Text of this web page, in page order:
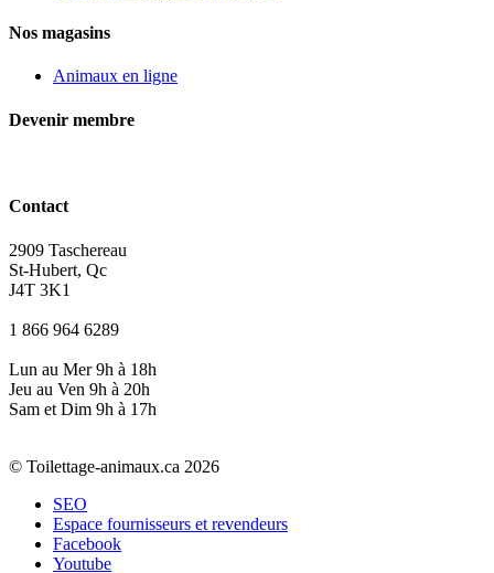
Nos magasins
Animaux en ligne
Devenir membre
Contact
2909 Taschereau
St-Hubert, Qc
J4T 3K1
1 866 964 6289
Lun au Mer 9h à 18h
Jeu au Ven 9h à 20h
Sam et Dim 9h à 17h
© Toilettage-animaux.ca 2026
SEO
Espace fournisseurs et revendeurs
Facebook
Youtube